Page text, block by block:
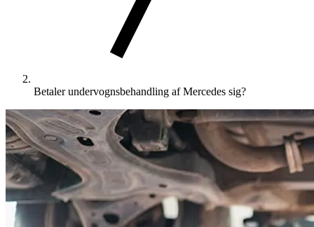
Betaler undervognsbehandling af Mercedes sig?